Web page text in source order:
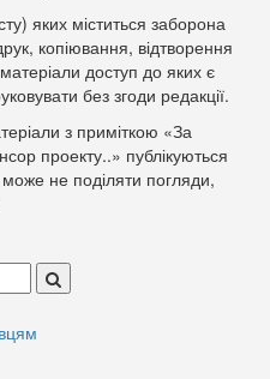
яких міститься заборона
копіювання, відтворення
доступ до яких є
без згоди редакції.
з приміткою «За
проекту..» публікуються
не поділяти погляди,